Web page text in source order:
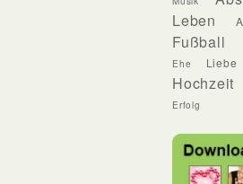
Leben
Fußball
Ehe Liebe
Hochzeit
Erfolg